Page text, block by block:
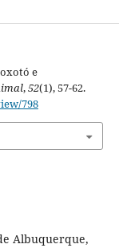
e
,52(1), 57-62.
798
Albuquerque,